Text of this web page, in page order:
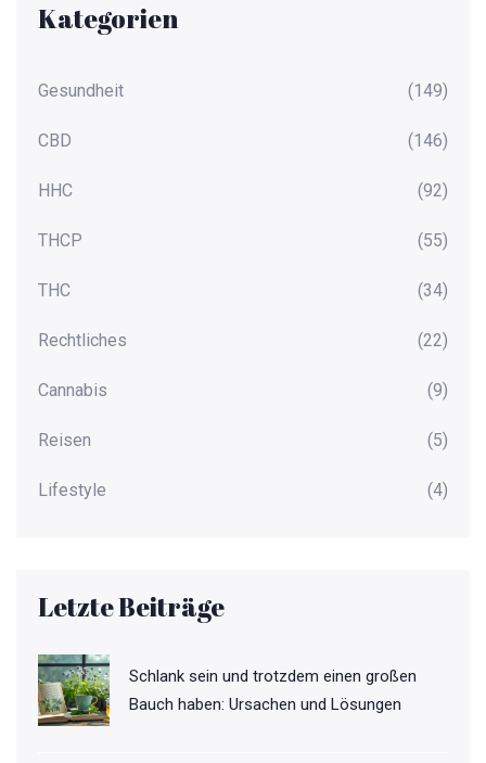
Kategorien
Gesundheit (149)
CBD (146)
HHC (92)
THCP (55)
THC (34)
Rechtliches (22)
Cannabis (9)
Reisen (5)
Lifestyle (4)
Letzte Beiträge
Schlank sein und trotzdem einen großen
Bauch haben: Ursachen und Lösungen